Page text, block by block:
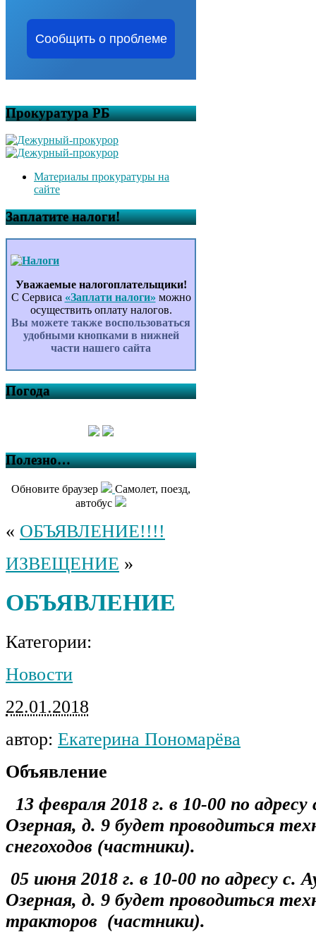
Сообщить о проблеме
Прокуратура РБ
Материалы прокуратуры на
сайте
Заплатите налоги!
Уважаемые налогоплательщики!
С Сервиса «Заплати налоги» можно
осуществить оплату налогов.
Вы можете также воспользоваться
удобными кнопками в нижней
части нашего сайта
Погода
Полезно…
Обновите браузер
Самолет, поезд,
автобус
« ОБЪЯВЛЕНИЕ!!!!
ИЗВЕЩЕНИЕ »
ОБЪЯВЛЕНИЕ
Категории:
Новости
22.01.2018
автор: Екатерина Пономарёва
Объявление
13 февраля 2018 г. в 10-00 по
Озерная, д. 9 будет проводиться
снегоходов (частники).
05 июня 2018 г. в 10-00 по адресу с.
Озерная, д. 9 будет проводиться
тракторов (частники).